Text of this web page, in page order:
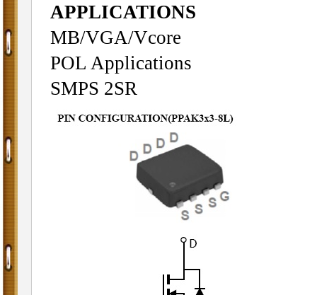
APPLICATIONS
MB/VGA/Vcore
POL Applications
SMPS 2SR